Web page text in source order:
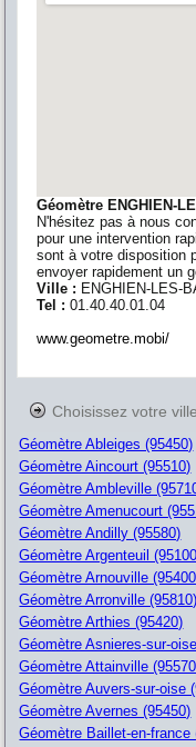
Géomètre ENGHIEN-
N'hésitez pas à nous
pour une intervention
sont à votre disposition
envoyer rapidement un
Ville : ENGHIEN-LES-
Tel :01.40.40.01.04
www.geometre.mobi/
Choisissez votre ville
Géomètre Ableiges (95450)
Géomètre Aincourt (95510)
Géomètre Ambleville
Géomètre Amenucourt
Géomètre Andilly (95580)
Géomètre Argenteuil
Géomètre Arnouville
Géomètre Arronville (95810)
Géomètre Arthies (95420)
Géomètre Asnieres-sur-
Géomètre Attainville
Géomètre Auvers-sur-oise
Géomètre Avernes (95450)
Géomètre Baillet-en-france